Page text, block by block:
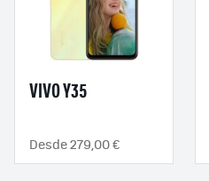
VIVO Y35
Desde 279,00 €